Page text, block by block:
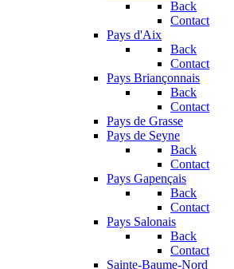
Back
Contact
Pays d'Aix
Back
Contact
Pays Briançonnais
Back
Contact
Pays de Grasse
Pays de Seyne
Back
Contact
Pays Gapençais
Back
Contact
Pays Salonais
Back
Contact
Sainte-Baume-Nord